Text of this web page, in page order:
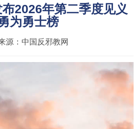
2026年第二季度见义
为勇士榜
源： 中国反邪教网